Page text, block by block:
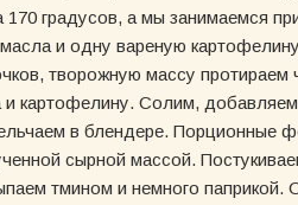
170 градусов, а мы занимаемся
и одну вареную
творожную массу
и картофелину. Солим,
в блендере. Порционные
сырной массой.
тмином и немного паприкой.